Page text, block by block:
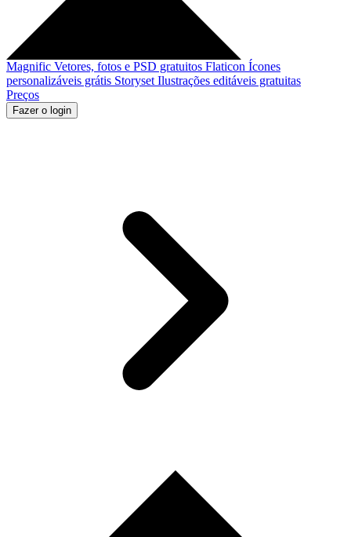
Magnific Vetores, fotos e PSD gratuitos Flaticon Ícones
personalizáveis grátis Storyset Ilustrações editáveis gratuitas
Preços
Fazer o login